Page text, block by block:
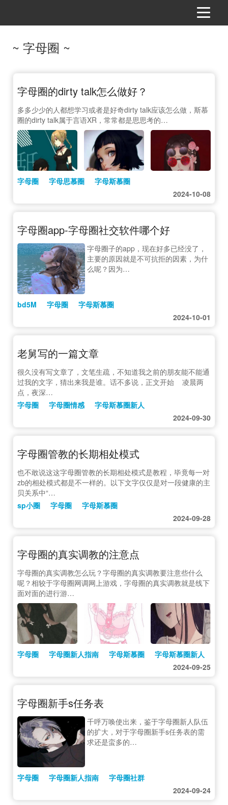
~ 字母圈 ~
字母圈的dirty talk怎么做好？
多多少少的人都想学习或者是好奇dirty talk应该怎么做，斯慕
圈的dirty talk属于言语XR，常常都是思思考的…
字母圈 字母思慕圈
字母斯慕圈
2024-10-08
字母圈app-字母圈社交软件哪个好
字母圈子的app，现在好多已经没了，
主要的原因就是不可抗拒的因素，为什
么呢？因为…
bd5M 字母圈
字母斯慕圈
2024-10-01
老舅写的一篇文章
很久没有写文章了，文笔生疏，不知道我之前的朋友能不能通
过我的文字，猜出来我是谁。话不多说，正文开始 凌晨两
点，夜深…
字母圈
字母圈情感
字母斯慕圈新人
2024-09-30
字母圈管教的长期相处模式
也不敢说这这字母圈管教的长期相处模式是教程，毕竟每一对
zb的相处模式都是不一样的。以下文字仅仅是对一段健康的主
贝关系中“…
sp小圈
字母圈
字母斯慕圈
2024-09-28
字母圈的真实调教的注意点
字母圈的真实调教怎么玩？字母圈的真实调教要注意些什么
呢？相较于字母圈网调网上游戏，字母圈的真实调教就是线下
面对面的进行游…
字母圈 字母圈新人指南 字母斯慕圈
字母斯慕圈新人
2024-09-25
字母圈新手s任务表
千呼万唤使出来，鉴于字母圈新人队伍
的扩大，对于字母圈新手s任务表的需
求还是蛮多的…
字母圈 字母圈新人指南
字母圈社群
2024-09-24